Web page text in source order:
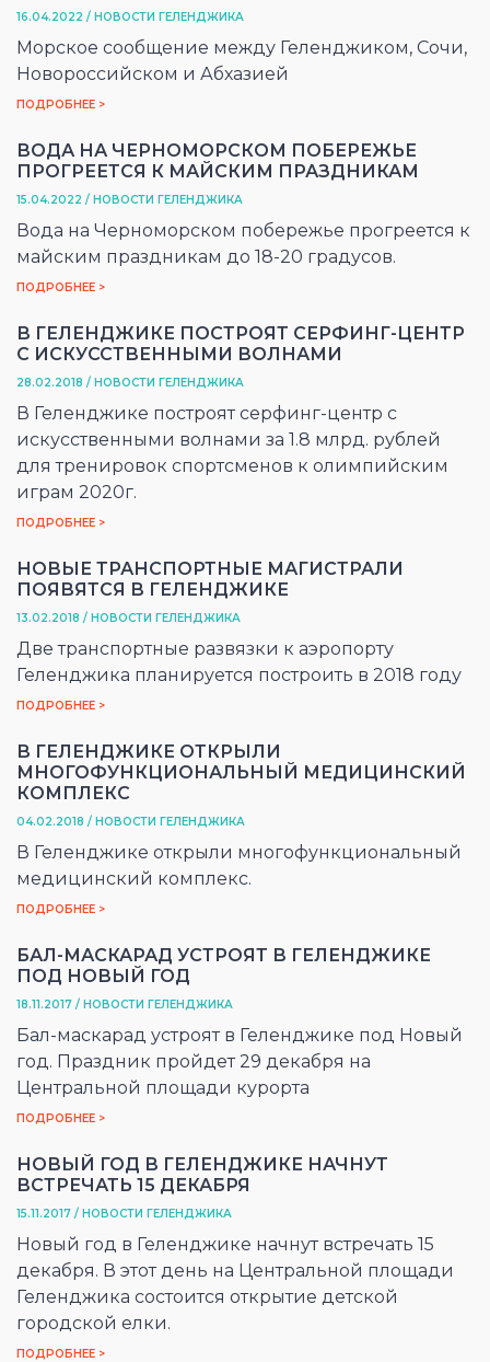
16.04.2022 / НОВОСТИ ГЕЛЕНДЖИКА
Морское сообщение между Геленджиком, Сочи,
Новороссийском и Абхазией
ПОДРОБНЕЕ >
ВОДА НА ЧЕРНОМОРСКОМ ПОБЕРЕЖЬЕ
ПРОГРЕЕТСЯ К МАЙСКИМ ПРАЗДНИКАМ
15.04.2022 / НОВОСТИ ГЕЛЕНДЖИКА
Вода на Черноморском побережье прогреется к
майским праздникам до 18-20 градусов.
ПОДРОБНЕЕ >
В ГЕЛЕНДЖИКЕ ПОСТРОЯТ СЕРФИНГ-ЦЕНТР
С ИСКУССТВЕННЫМИ ВОЛНАМИ
28.02.2018 / НОВОСТИ ГЕЛЕНДЖИКА
В Геленджике построят серфинг-центр с
искусственными волнами за 1.8 млрд. рублей
для тренировок спортсменов к олимпийским
играм 2020г.
ПОДРОБНЕЕ >
НОВЫЕ ТРАНСПОРТНЫЕ МАГИСТРАЛИ
ПОЯВЯТСЯ В ГЕЛЕНДЖИКЕ
13.02.2018 / НОВОСТИ ГЕЛЕНДЖИКА
Две транспортные развязки к аэропорту
Геленджика планируется построить в 2018 году
ПОДРОБНЕЕ >
В ГЕЛЕНДЖИКЕ ОТКРЫЛИ
МНОГОФУНКЦИОНАЛЬНЫЙ МЕДИЦИНСКИЙ
КОМПЛЕКС
04.02.2018 / НОВОСТИ ГЕЛЕНДЖИКА
В Геленджике открыли многофункциональный
медицинский комплекс.
ПОДРОБНЕЕ >
БАЛ-МАСКАРАД УСТРОЯТ В ГЕЛЕНДЖИКЕ
ПОД НОВЫЙ ГОД
18.11.2017 / НОВОСТИ ГЕЛЕНДЖИКА
Бал-маскарад устроят в Геленджике под Новый
год. Праздник пройдет 29 декабря на
Центральной площади курорта
ПОДРОБНЕЕ >
НОВЫЙ ГОД В ГЕЛЕНДЖИКЕ НАЧНУТ
ВСТРЕЧАТЬ 15 ДЕКАБРЯ
15.11.2017 / НОВОСТИ ГЕЛЕНДЖИКА
Новый год в Геленджике начнут встречать 15
декабря. В этот день на Центральной площади
Геленджика состоится открытие детской
городской елки.
ПОДРОБНЕЕ >